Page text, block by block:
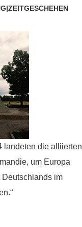
|ZEITGESCHEHEN
landeten die alliierten
um Europa
im